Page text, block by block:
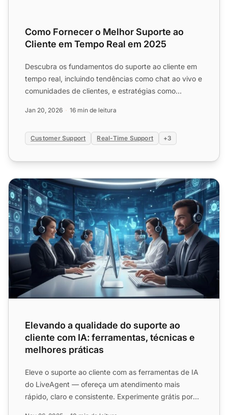
Como Fornecer o Melhor Suporte ao
Cliente em Tempo Real em 2025
Descubra os fundamentos do suporte ao cliente em
tempo real, incluindo tendências como chat ao vivo e
comunidades de clientes, e estratégias como
Jan 20, 2026 16 min de leitura
Customer Support Real-Time Support +3
Elevando a qualidade do suporte ao cliente com IA:
Elevando a qualidade do suporte ao
cliente com IA: ferramentas, técnicas e
melhores práticas
Eleve o suporte ao cliente com as ferramentas de IA
do LiveAgent — ofereça um atendimento mais
rápido, claro e consistente. Experimente grátis por